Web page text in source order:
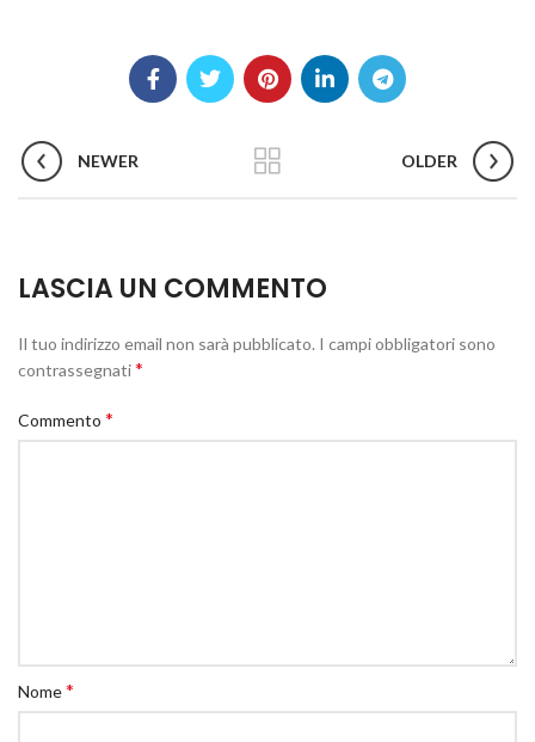
NEWER OLDER
LASCIA UN COMMENTO
Il tuo indirizzo email non sarà pubblicato. I campi obbligatori sono
contrassegnati*
Commento *
Nome*